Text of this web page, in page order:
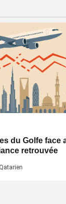
du Golfe face
retrouvée
Qatarien